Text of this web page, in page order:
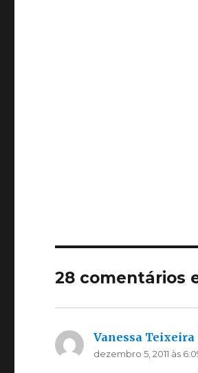
28 comentários
Vanessa Teixeira
dezembro 5, 2011 às